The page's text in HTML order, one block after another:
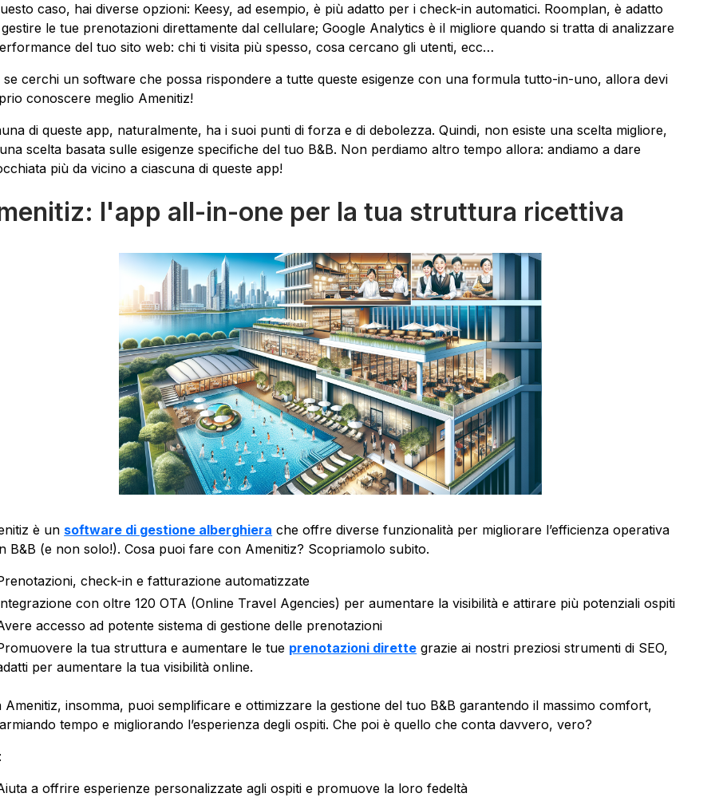
caso, hai diverse opzioni: Keesy, ad esempio, è più adatto per i check-in automatici. Roomplan, è adatto
le tue prenotazioni direttamente dal cellulare; Google Analytics è il migliore quando si tratta di analizzare
del tuo sito web: chi ti visita più spesso, cosa cercano gli utenti, ecc…
se cerchi un software che possa rispondere a tutte queste esigenze con una formula tutto-in-uno, allora devi
conoscere meglio Amenitiz!
di queste app, naturalmente, ha i suoi punti di forza e di debolezza. Quindi, non esiste una scelta migliore,
scelta basata sulle esigenze specifiche del tuo B&B. Non perdiamo altro tempo allora: andiamo a dare
più da vicino a ciascuna di queste app!
l'app all-in-one per la tua struttura ricettiva
è un software di gestione alberghiera che offre diverse funzionalità per migliorare l’efficienza operativa
B&B (e non solo!). Cosa puoi fare con Amenitiz? Scopriamolo subito.
check-in e fatturazione automatizzate
con oltre 120 OTA (Online Travel Agencies) per aumentare la visibilità e attirare più potenziali ospiti
accesso ad potente sistema di gestione delle prenotazioni
la tua struttura e aumentare le tue prenotazioni dirette grazie ai nostri preziosi strumenti di SEO,
per aumentare la tua visibilità online.
Amenitiz, insomma, puoi semplificare e ottimizzare la gestione del tuo B&B garantendo il massimo comfort,
tempo e migliorando l’esperienza degli ospiti. Che poi è quello che conta davvero, vero?
:
a offrire esperienze personalizzate agli ospiti e promuove la loro fedeltà